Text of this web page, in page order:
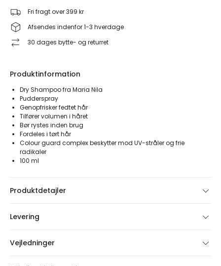
Fri fragt over 399 kr
Afsendes indenfor 1-3 hverdage
30 dages bytte- og returret
Produktinformation
Dry Shampoo fra Maria Nila
Pudderspray
Genopfrisker fedtet hår
Tilfører volumen i håret
Bør rystes inden brug
Fordeles i tørt hår
Colour guard complex beskytter mod UV-stråler og frie
radikaler
100 ml
Produktdetajler
Levering
Vejledninger